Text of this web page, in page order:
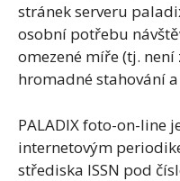
stránek serveru
osobní potřebu
omezené míře (tj.
hromadné stahování
PALADIX foto-on-line
internetovým
střediska ISSN pod